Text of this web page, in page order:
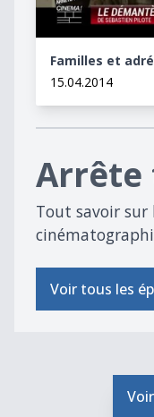
Familles et
15.04.2014
Arrête
Tout savoir
Voir tous les